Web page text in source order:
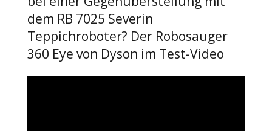
dem RB 7025 Severin
Teppichroboter? Der Robosauger
360 Eye von Dyson im Test-Video